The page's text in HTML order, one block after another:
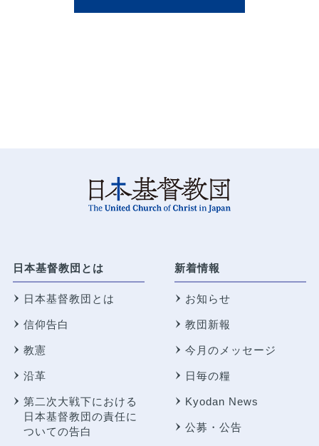
日本基督教団とは
日本基督教団とは
信仰告白
教憲
沿革
第二次大戦下における
日本基督教団の責任に
ついての告白
新着情報
お知らせ
教団新報
今月のメッセージ
日毎の糧
Kyodan News
公募・公告